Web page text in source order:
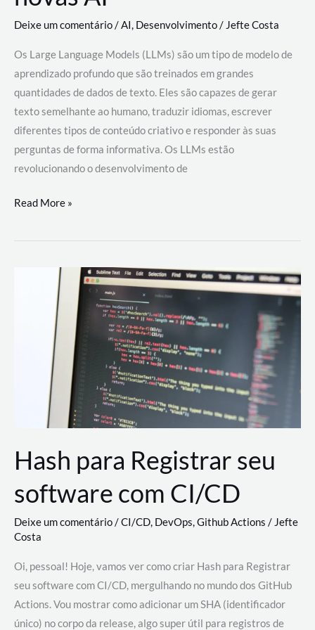
Deixe um comentário/AI, Desenvolvimento/ Jefte Costa
Os Large Language Models (LLMs) são um tipo de modelo de
aprendizado profundo que são treinados em grandes
quantidades de dados de texto. Eles são capazes de gerar
texto semelhante ao humano, traduzir idiomas, escrever
diferentes tipos de conteúdo criativo e responder às suas
perguntas de forma informativa. Os LLMs estão
revolucionando o desenvolvimento de
Large
Models
revolucionando
desenvolvimento
Read More »
Hash para Registrar seu
software com CI/CD
Deixe um comentário/CI/CD, DevOps,Github Actions /Jefte
Costa
Oi, pessoal! Hoje, vamos ver como criar Hash para Registrar
seu software com CI/CD, mergulhando no mundo dos GitHub
Actions. Vou mostrar como adicionar um SHA (identificador
único) no corpo da release, algo super útil para registros de